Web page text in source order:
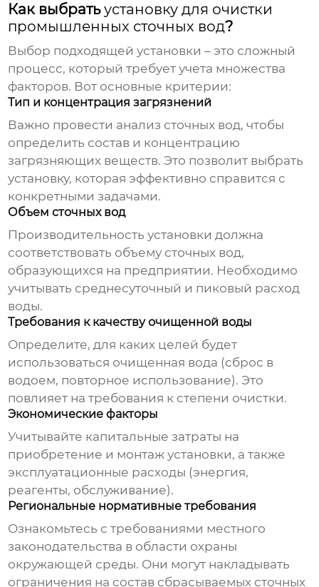
Как выбратьустановку для очистки
промышленных сточных вод?
Выбор подходящей установки – это сложный
процесс, который требует учета множества
факторов. Вот основные критерии:
Тип и концентрация загрязнений
Важно провести анализ сточных вод, чтобы
определить состав и концентрацию
загрязняющих веществ. Это позволит выбрать
установку, которая эффективно справится с
конкретными задачами.
Объем сточных вод
Производительность установки должна
соответствовать объему сточных вод,
образующихся на предприятии. Необходимо
учитывать среднесуточный и пиковый расход
воды.
Требования к качеству очищенной воды
Определите, для каких целей будет
использоваться очищенная вода (сброс в
водоем, повторное использование). Это
повлияет на требования к степени очистки.
Экономические факторы
Учитывайте капитальные затраты на
приобретение и монтаж установки, а также
эксплуатационные расходы (энергия,
реагенты, обслуживание).
Региональные нормативные требования
Ознакомьтесь с требованиями местного
законодательства в области охраны
окружающей среды. Они могут накладывать
ограничения на состав сбрасываемых сточных